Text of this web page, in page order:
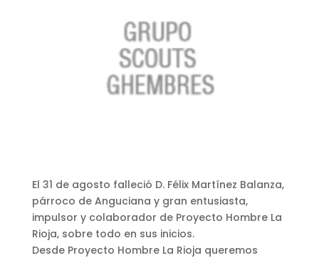
El 31 de agosto falleció D. Félix Martínez Balanza,
párroco de Anguciana y gran entusiasta,
impulsor y colaborador de Proyecto Hombre La
Rioja, sobre todo en sus inicios.
Desde Proyecto Hombre La Rioja queremos